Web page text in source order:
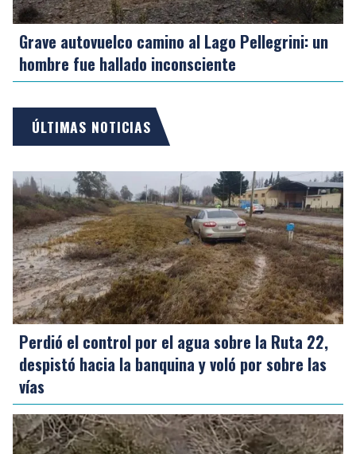
Grave autovuelco camino al Lago Pellegrini: un
hombre fue hallado inconsciente
ÚLTIMAS NOTICIAS
Perdió el control por el agua sobre la Ruta 22,
despistó hacia la banquina y voló por sobre las
vías